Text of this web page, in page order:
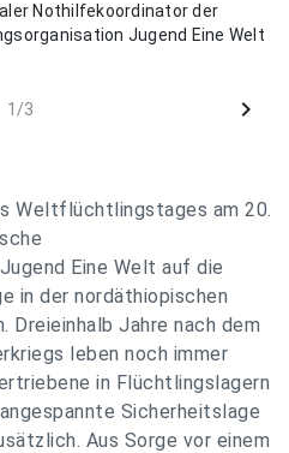
Nothilfekoordinator der
Jugend Eine Welt
1/3 chevron_right
Weltflüchtlingstages am 20.
Eine Welt auf die
in der nordäthiopischen
Dreieinhalb Jahre nach dem
leben noch immer
in Flüchtlingslagern
Sicherheitslage
Aus Sorge vor einem